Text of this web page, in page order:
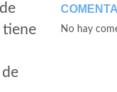
tiene
No hay